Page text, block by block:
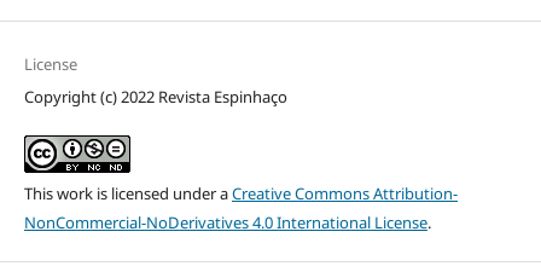
License
Copyright (c) 2022 Revista Espinhaço
This work is licensed under aCreative Commons Attribution-
NonCommercial-NoDerivatives 4.0 International License.